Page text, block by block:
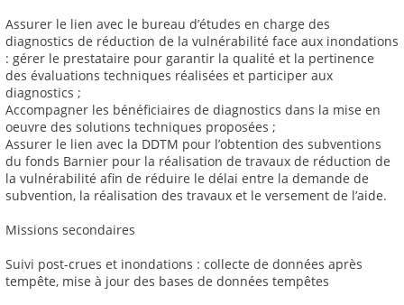
Assurer le lien avec le bureau d’études en charge des
diagnostics de réduction de la vulnérabilité face aux inondations
: gérer le prestataire pour garantir la qualité et la pertinence
des évaluations techniques réalisées et participer aux
diagnostics ;
Accompagner les bénéficiaires de diagnostics dans la mise en
oeuvre des solutions techniques proposées ;
Assurer le lien avec la DDTM pour l’obtention des subventions
du fonds Barnier pour la réalisation de travaux de réduction de
la vulnérabilité afin de réduire le délai entre la demande de
subvention, la réalisation des travaux et le versement de l’aide.
Missions secondaires
Suivi post-crues et inondations : collecte de données après
tempête, mise à jour des bases de données tempêtes